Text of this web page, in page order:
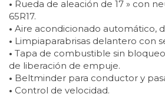
• Rueda de aleación de 17 » con
65R17.
• Aire acondicionado automático,
• Limpiaparabrisas delantero con
• Tapa de combustible sin
de liberación de empuje.
• Beltminder para conductor y
• Control de velocidad.